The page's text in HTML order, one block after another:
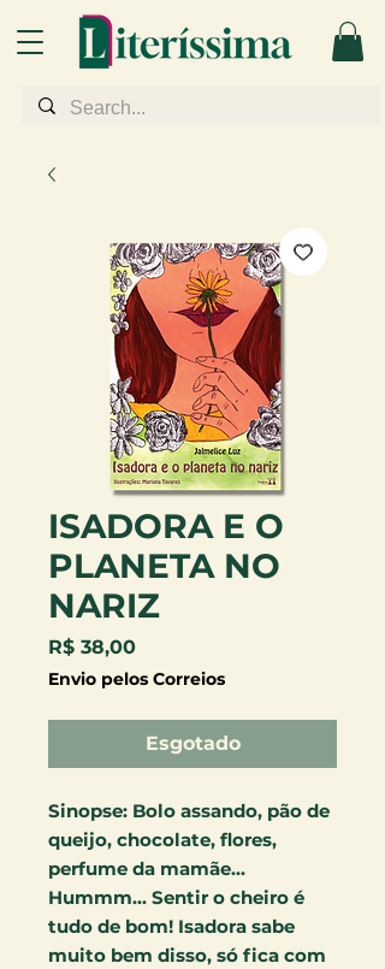
ISADORA E O
PLANETA NO
NARIZ
R$ 38,00Preço
Envio pelos Correios
Esgotado
Sinopse: Bolo assando, pão de
queijo, chocolate, flores,
perfume da mamãe...
Hummm... Sentir o cheiro é
tudo de bom! Isadora sabe
muito bem disso, só fica com